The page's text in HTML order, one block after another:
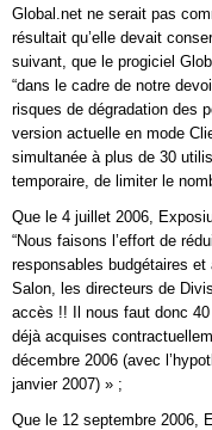
Global.net ne serait pas
résultait qu’elle devait
suivant, que le progiciel
“dans le cadre de notre
risques de dégradation des
version actuelle en mode
simultanée à plus de 30
temporaire, de limiter le
Que le 4 juillet 2006,
“Nous faisons l’effort de
responsables budgétaires
Salon, les directeurs de
accès !! Il nous faut donc
déjà acquises
décembre 2006 (avec
janvier 2007) » ;
Que le 12 septembre 2006,